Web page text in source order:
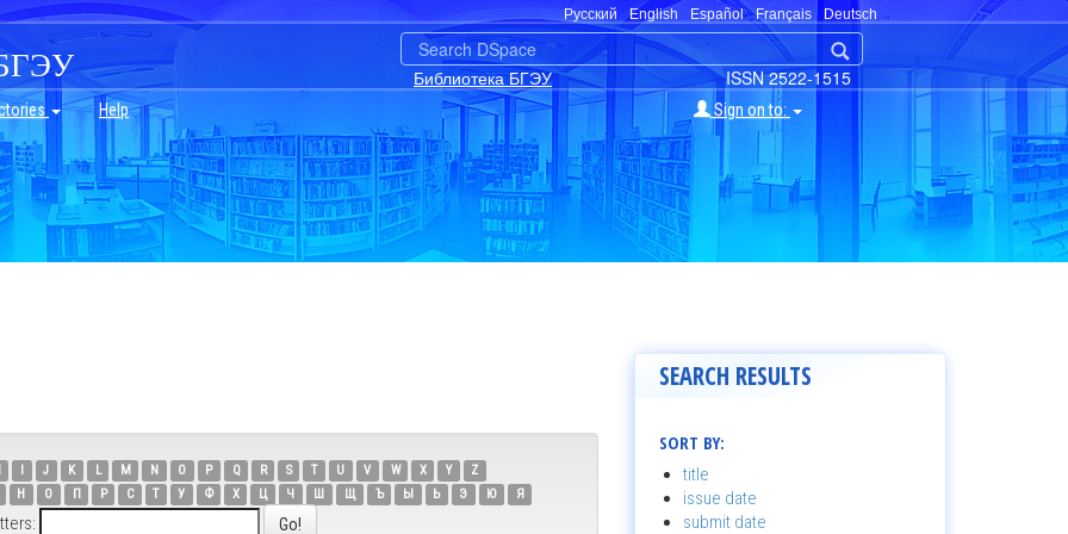
Русский English Español Français Deutsch
ISSN 2522-1515
Библиотека БГЭУ
Help Sign on to:
I J K L M N O P Q R S T U V W X Y
Z
Н О П Р С Т У Ф Х Ц Ч Ш Щ Ъ Ы Ь Э Ю Я
SEARCH RESULTS
SORT BY:
title
issue date
submit date